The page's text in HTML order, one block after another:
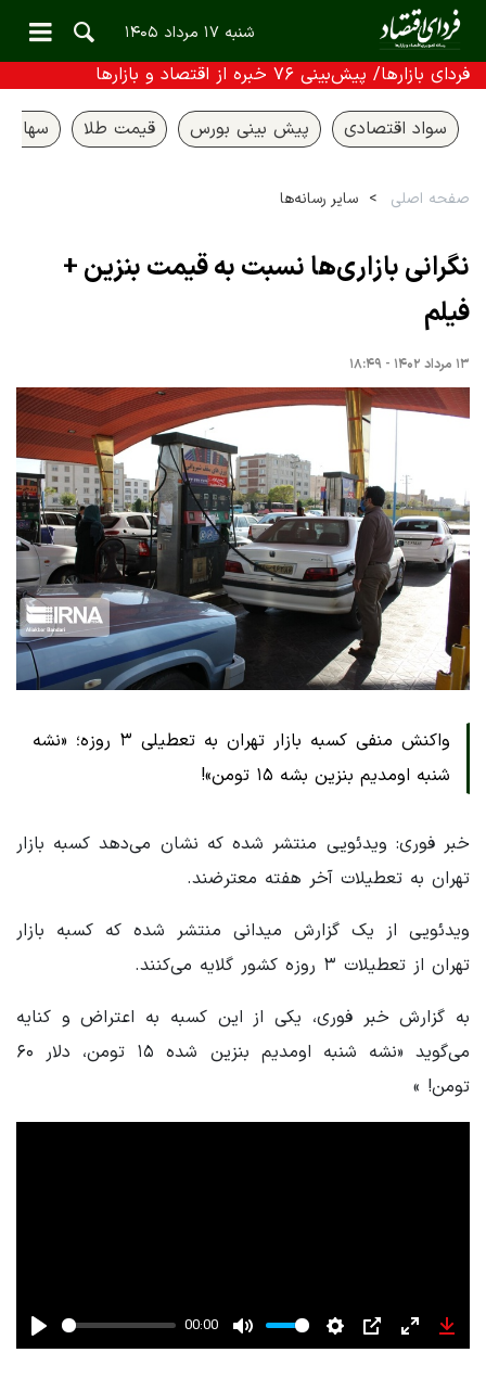
شنبه ۱۷ مرداد ۱۴۰۵
فردای بازارها/ پیش‌بینی ۷۶ خبره از اقتصاد و بازارها
سواد اقتصادی پیش بینی بورس قیمت طلا سهام
صفحه اصلی سایر رسانه‌ها
نگرانی بازاری‌ها نسبت به قیمت بنزین +
فیلم
۱۳ مرداد ۱۴۰۲ - ۱۸:۴۹
واکنش منفی کسبه بازار تهران به تعطیلی ۳ روزه؛ «نشه
شنبه اومدیم بنزین بشه ۱۵ تومن»!
خبر فوری: ویدئویی منتشر شده که نشان می‌دهد کسبه بازار
تهران به تعطیلات آخر هفته معترضند.
ویدئویی از یک گزارش میدانی منتشر شده که کسبه بازار
تهران از تعطیلات ۳ روزه کشور گلایه می‌کنند.
به گزارش خبر فوری، یکی از این کسبه به اعتراض و کنایه
می‌گوید «نشه شنبه اومدیم بنزین شده ۱۵ تومن، دلار ۶۰
تومن! »
Play
00:00
Mute Settings
PIP Enter